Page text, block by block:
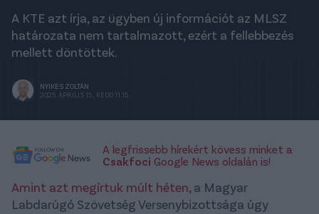
A KTE azt írja, az ügyben új információt az MLSZ
határozata nem tartalmazott, ezért a fellebbezés
mellett döntöttek.
NYIKES ZOLTÁN
2025. ÁPRILIS 15., KEDD 11:15
A legfrissebb hírekért kövess minket a
Csakfoci Google News oldalán is!
Amint azt megírtuk múlt héten, a Magyar
Labdarúgó Szövetség Versenybizottsága úgy